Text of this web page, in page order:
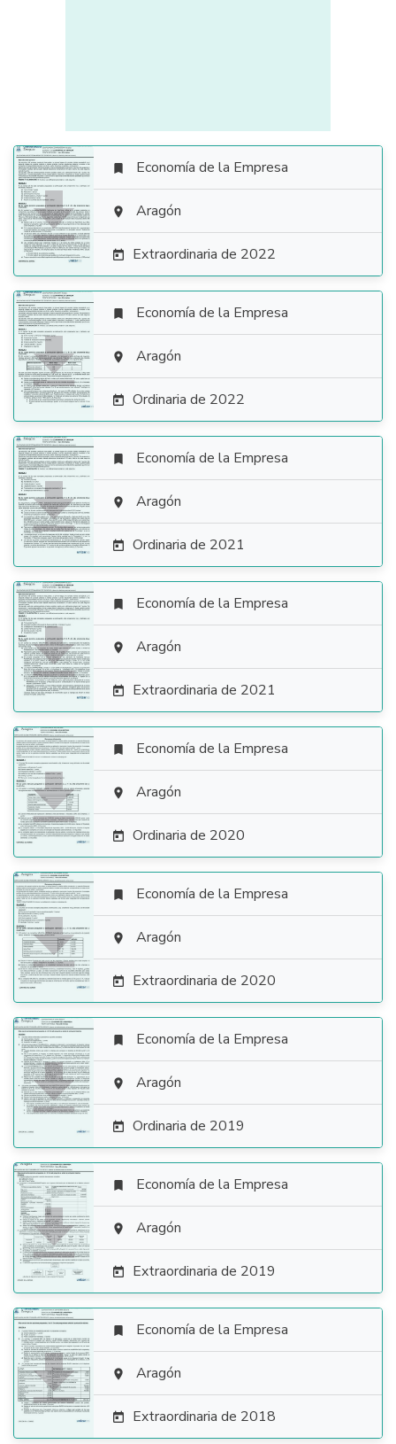

 Economía de la Empresa
 Aragón
 Extraordinaria de 2022

 Economía de la Empresa
 Aragón
 Ordinaria de 2022

 Economía de la Empresa
 Aragón
 Ordinaria de 2021

 Economía de la Empresa
 Aragón
 Extraordinaria de 2021

 Economía de la Empresa
 Aragón
 Ordinaria de 2020

 Economía de la Empresa
 Aragón
 Extraordinaria de 2020

 Economía de la Empresa
 Aragón
 Ordinaria de 2019

 Economía de la Empresa
 Aragón
 Extraordinaria de 2019

 Economía de la Empresa
 Aragón
 Extraordinaria de 2018